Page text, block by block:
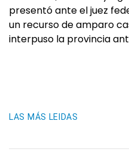
presentó ante el juez
un recurso de amparo
interpuso la provincia
LAS MÁS LEIDAS